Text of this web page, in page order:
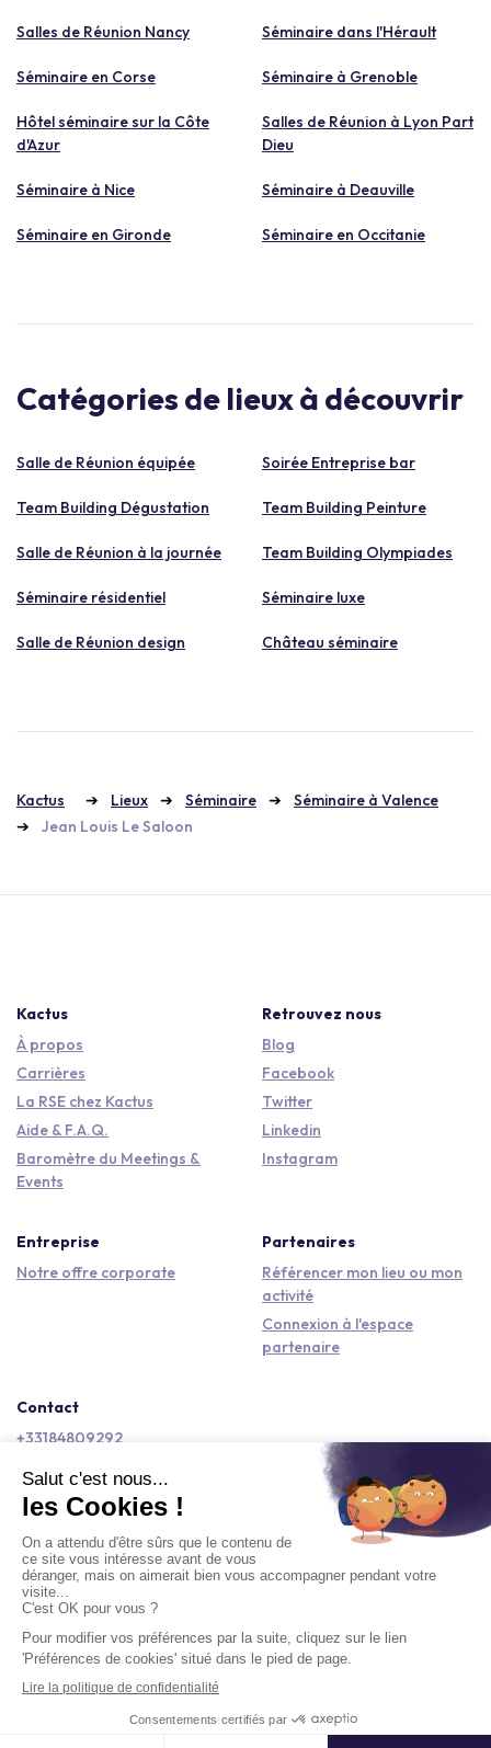
Salles de Réunion Nancy Séminaire dans l'Hérault
Séminaire en Corse Séminaire à Grenoble
Hôtel séminaire sur la Côte
d'Azur
Salles de Réunion à Lyon Part
Dieu
Séminaire à Nice Séminaire à Deauville
Séminaire en Gironde Séminaire en Occitanie
Catégories de lieux à découvrir
Salle de Réunion équipée Soirée Entreprise bar
Team Building Dégustation Team Building Peinture
Salle de Réunion à la journée Team Building Olympiades
Séminaire résidentiel Séminaire luxe
Salle de Réunion design Château séminaire
Kactus Lieux Séminaire
Séminaire à Valence
Jean Louis Le Saloon
Kactus
À propos
Carrières
La RSE chez Kactus
Aide & F.A.Q.
Baromètre du Meetings &
Events
Retrouvez nous
Blog
Facebook
Twitter
Linkedin
Instagram
Entreprise
Notre offre corporate
Partenaires
Référencer mon lieu ou mon
activité
Connexion à l'espace
partenaire
Contact
+33184809292
Copyright © 2026 Kactus Tous droits réservés
Conditions générales d'utilisation
Mentions légales
Signaler un contenu